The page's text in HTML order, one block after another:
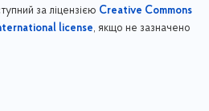
за ліцензією Creative Commons
license, якщо не зазначено